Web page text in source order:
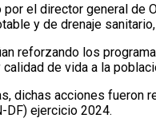
el director general
y de drenaje
reforzando los
de vida a la
dichas acciones
DF) ejercicio 2024.